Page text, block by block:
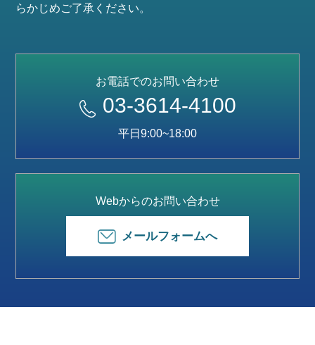
らかじめご了承ください。
お電話でのお問い合わせ
03-3614-4100
平日9:00~18:00
Webからのお問い合わせ
メールフォームへ